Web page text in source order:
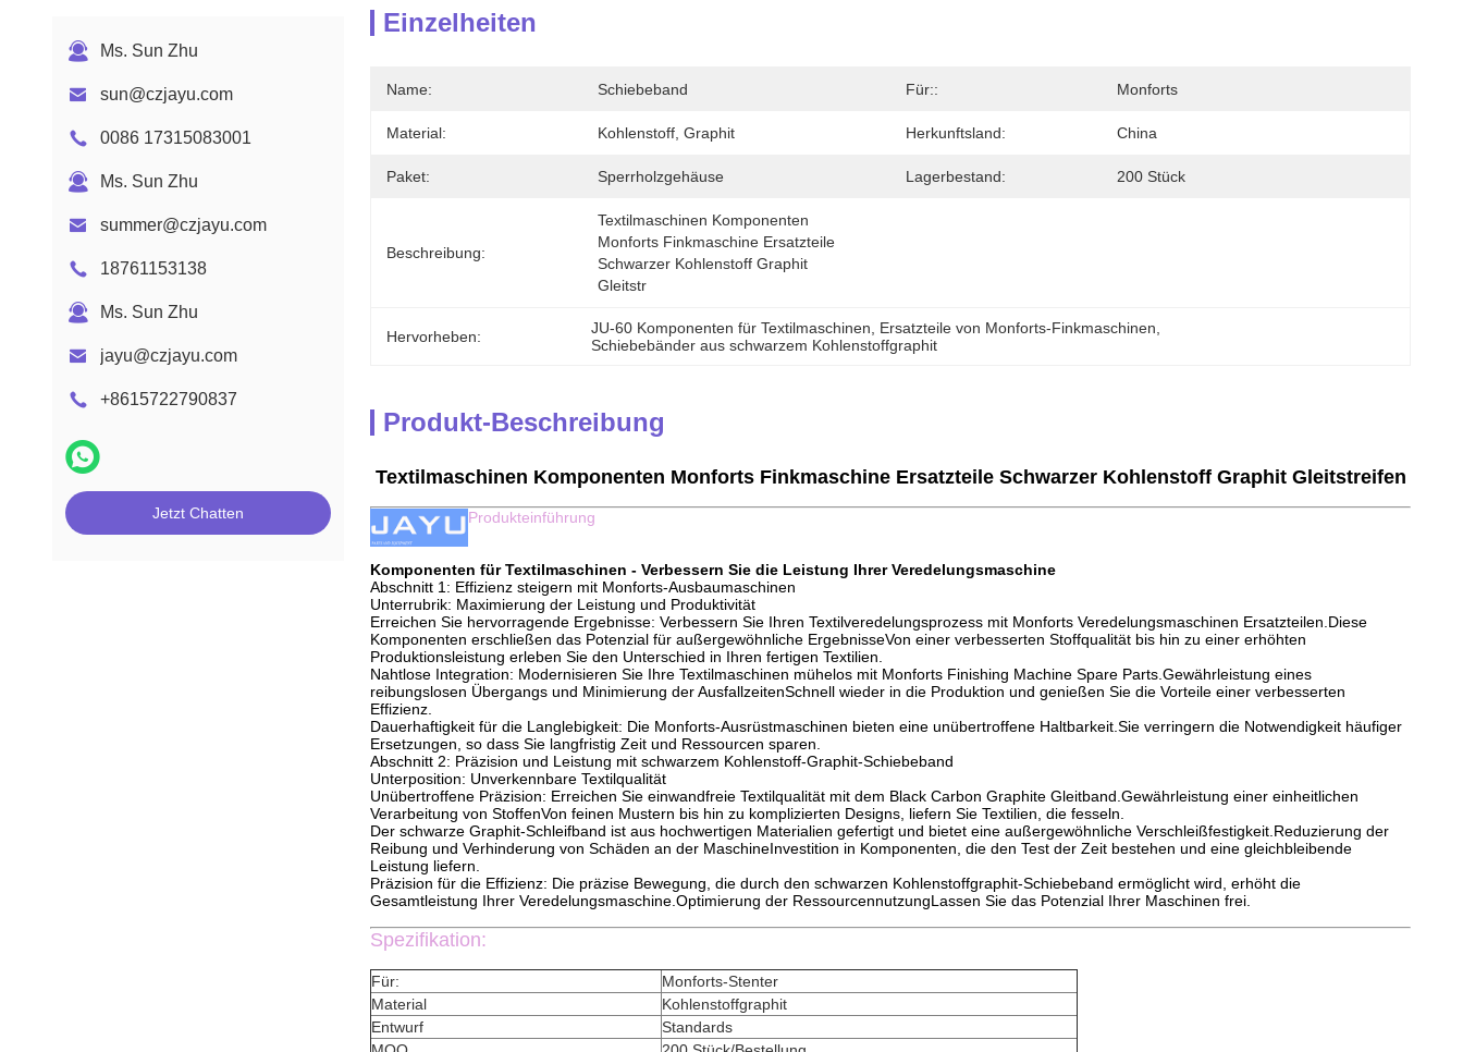
Ms. Sun Zhu
sun@czjayu.com
0086 17315083001
Ms. Sun Zhu
summer@czjayu.com
18761153138
Ms. Sun Zhu
jayu@czjayu.com
+8615722790837
Jetzt Chatten
Einzelheiten
Name: Schiebeband Für:: Monforts
Material: Kohlenstoff, Graphit Herkunftsland: China
Paket: Sperrholzgehäuse Lagerbestand: 200 Stück
Beschreibung:
Textilmaschinen Komponenten
Monforts Finkmaschine Ersatzteile
Schwarzer Kohlenstoff Graphit
Gleitstr
Hervorheben: JU-60 Komponenten für Textilmaschinen Ersatzteile von Monforts-Finkmaschinen
Schiebebänder aus schwarzem Kohlenstoffgraphit
Produkt-Beschreibung
Textilmaschinen Komponenten Monforts Finkmaschine Ersatzteile Schwarzer Kohlenstoff Graphit Gleitstreifen
Produkteinführung
Komponenten für Textilmaschinen - Verbessern Sie die Leistung Ihrer Veredelungsmaschine
Abschnitt 1: Effizienz steigern mit Monforts-Ausbaumaschinen
Unterrubrik: Maximierung der Leistung und Produktivität
Erreichen Sie hervorragende Ergebnisse: Verbessern Sie Ihren Textilveredelungsprozess mit Monforts Veredelungsmaschinen Ersatzteilen.Diese
Komponenten erschließen das Potenzial für außergewöhnliche ErgebnisseVon einer verbesserten Stoffqualität bis hin zu einer erhöhten
Produktionsleistung erleben Sie den Unterschied in Ihren fertigen Textilien.
Nahtlose Integration: Modernisieren Sie Ihre Textilmaschinen mühelos mit Monforts Finishing Machine Spare Parts.Gewährleistung eines
reibungslosen Übergangs und Minimierung der AusfallzeitenSchnell wieder in die Produktion und genießen Sie die Vorteile einer verbesserten
Effizienz.
Dauerhaftigkeit für die Langlebigkeit: Die Monforts-Ausrüstmaschinen bieten eine unübertroffene Haltbarkeit.Sie verringern die Notwendigkeit häufiger
Ersetzungen, so dass Sie langfristig Zeit und Ressourcen sparen.
Abschnitt 2: Präzision und Leistung mit schwarzem Kohlenstoff-Graphit-Schiebeband
Unterposition: Unverkennbare Textilqualität
Unübertroffene Präzision: Erreichen Sie einwandfreie Textilqualität mit dem Black Carbon Graphite Gleitband.Gewährleistung einer einheitlichen
Verarbeitung von StoffenVon feinen Mustern bis hin zu komplizierten Designs, liefern Sie Textilien, die fesseln.
Der schwarze Graphit-Schleifband ist aus hochwertigen Materialien gefertigt und bietet eine außergewöhnliche Verschleißfestigkeit.Reduzierung der
Reibung und Verhinderung von Schäden an der MaschineInvestition in Komponenten, die den Test der Zeit bestehen und eine gleichbleibende
Leistung liefern.
Präzision für die Effizienz: Die präzise Bewegung, die durch den schwarzen Kohlenstoffgraphit-Schiebeband ermöglicht wird, erhöht die
Gesamtleistung Ihrer Veredelungsmaschine.Optimierung der RessourcennutzungLassen Sie das Potenzial Ihrer Maschinen frei.
Spezifikation:
Für:
Monforts-Stenter
Material
Kohlenstoffgraphit
Entwurf
Standards